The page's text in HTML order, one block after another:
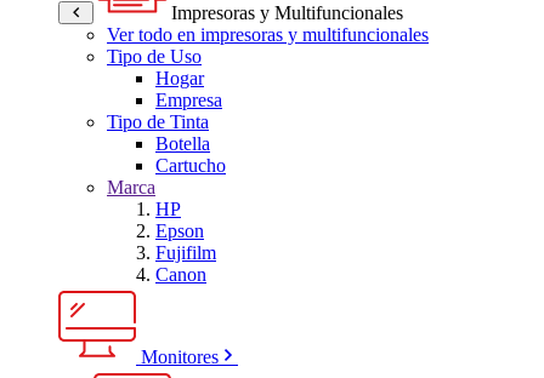
Impresoras y Multifuncionales
Ver todo en impresoras y multifuncionales
Tipo de Uso
Hogar
Empresa
Tipo de Tinta
Botella
Cartucho
Marca
HP
Epson
Fujifilm
Canon
Monitores